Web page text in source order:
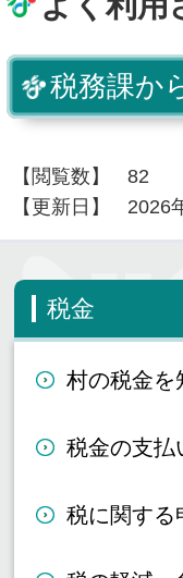
税務課か
【閲覧数】
82
【更新日】
2026
税金
村の税金を
税金の支払
税に関する